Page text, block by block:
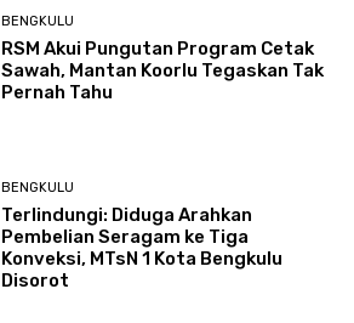
BENGKULU
RSM Akui Pungutan Program Cetak
Sawah, Mantan Koorlu Tegaskan Tak
Pernah Tahu
BENGKULU
Terlindungi: Diduga Arahkan
Pembelian Seragam ke Tiga
Konveksi, MTsN 1 Kota Bengkulu
Disorot